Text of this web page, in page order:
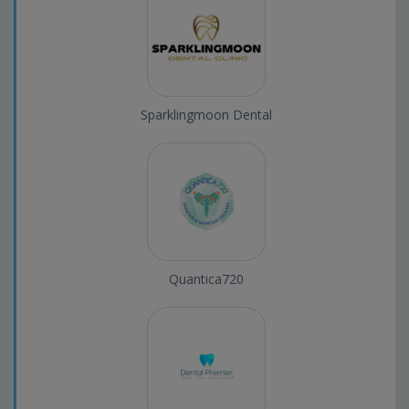
Sparklingmoon Dental
Quantica720